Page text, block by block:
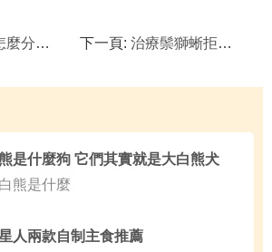
公母？ 下一頁: 治療鬃獅蜥拒食有方法！
是什麼狗 它們其實就是大白熊犬
熊是什麼
人兩款自制主食推薦